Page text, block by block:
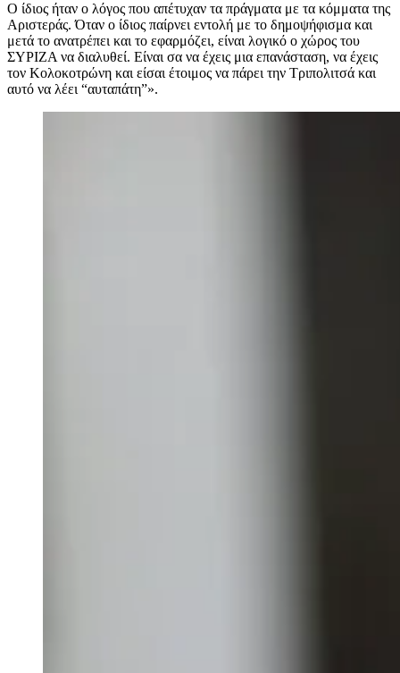
Ο ίδιος ήταν ο λόγος που απέτυχαν τα πράγματα με τα κόμματα της
Αριστεράς. Όταν ο ίδιος παίρνει εντολή με το δημοψήφισμα και
μετά το ανατρέπει και το εφαρμόζει, είναι λογικό ο χώρος του
ΣΥΡΙΖΑ να διαλυθεί. Είναι σα να έχεις μια επανάσταση, να έχεις
τον Κολοκοτρώνη και είσαι έτοιμος να πάρει την Τριπολιτσά και
αυτό να λέει “αυταπάτη”».